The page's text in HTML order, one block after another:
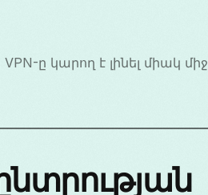
ը կարող է լինել միակ